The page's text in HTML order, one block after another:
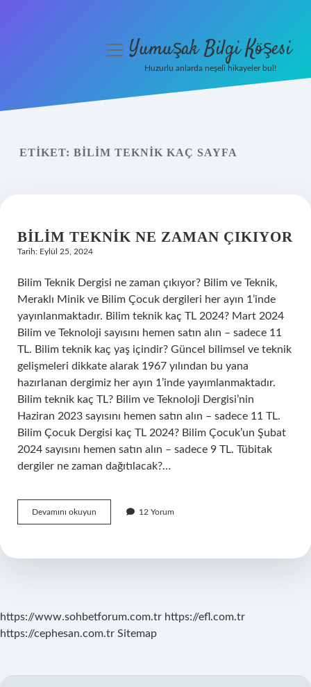
Yasal Uyarı
menüyüYumuşak Bilgi Köşesi
Huzurlu anlarda neşeli hikayeler bul!
ETIKET: BILIM TEKNIK KAÇ SAYFA
BILIM TEKNIK NE ZAMAN ÇIKIYOR
Tarih: Eylül 25, 2024
Bilim Teknik Dergisi ne zaman çıkıyor? Bilim ve Teknik,
Meraklı Minik ve Bilim Çocuk dergileri her ayın 1’inde
yayınlanmaktadır. Bilim teknik kaç TL 2024? Mart 2024
Bilim ve Teknoloji sayısını hemen satın alın – sadece 11
TL. Bilim teknik kaç yaş içindir? Güncel bilimsel ve teknik
gelişmeleri dikkate alarak 1967 yılından bu yana
hazırlanan dergimiz her ayın 1’inde yayımlanmaktadır.
Bilim teknik kaç TL? Bilim ve Teknoloji Dergisi’nin
Haziran 2023 sayısını hemen satın alın – sadece 11 TL.
Bilim Çocuk Dergisi kaç TL 2024? Bilim Çocuk’un Şubat
2024 sayısını hemen satın alın – sadece 9 TL. Tübitak
dergiler ne zaman dağıtılacak?…
Devamını okuyun
Teknik
Çıkıyor
12 Yorum
https://www.sohbetforum.com.tr https://efl.com.tr
https://cephesan.com.tr Sitemap